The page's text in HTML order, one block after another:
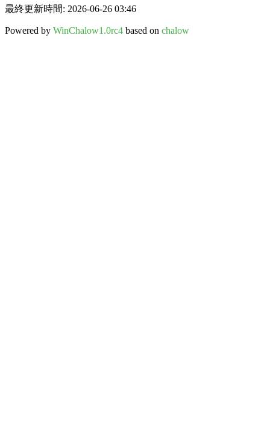
最終更新時間: 2026-06-26 03:46
Powered by WinChalow1.0rc4 based on chalow